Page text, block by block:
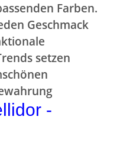
Farben.
Geschmack
setzen
-